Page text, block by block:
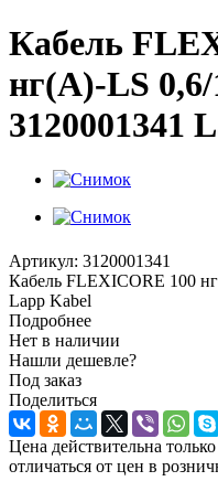
Кабель
нг(А)-LS
3120001341
Артикул: 3120001341
Кабель FLEXICORE 100
Lapp Kabel
Подробнее
Нет в наличии
Нашли дешевле?
Под заказ
Поделиться
Цена действительна
отличаться от цен в